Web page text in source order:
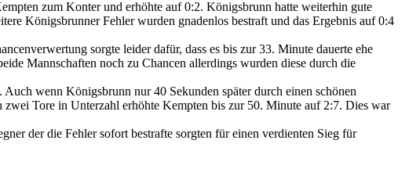
zum Konter und erhöhte auf 0:2. Königsbrunn hatte weiterhin gute
Königsbrunner Fehler wurden gnadenlos bestraft und das Ergebnis auf 0:4
sorgte leider dafür, dass es bis zur 33. Minute dauerte ehe
Mannschaften noch zu Chancen allerdings wurden diese durch die
wenn Königsbrunn nur 40 Sekunden später durch einen schönen
Tore in Unterzahl erhöhte Kempten bis zur 50. Minute auf 2:7. Dies war
der die Fehler sofort bestrafte sorgten für einen verdienten Sieg für